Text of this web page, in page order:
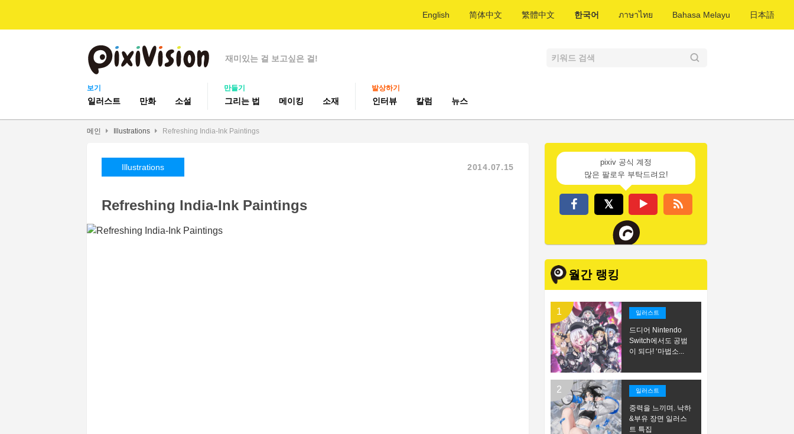
English 简体中文 繁體中文 한국어 ภาษาไทย Bahasa Melayu 日本語
재미있는 걸 보고싶은 걸!
보기
일러스트 만화 소설
만들기
그리는 법 메이킹 소재
발상하기
인터뷰 칼럼 뉴스
메인 Illustrations Refreshing India-Ink Paintings
Illustrations 2014.07.15
Refreshing India-Ink Paintings
pixiv 공식 계정
많은 팔로우 부탁드려요!
월간 랭킹
일러스트
드디어 Nintendo
Switch에서도 공범
이 되다! ‘마법소...
일러스트
중력을 느끼며. 낙하
&부유 장면 일러스
트 특집